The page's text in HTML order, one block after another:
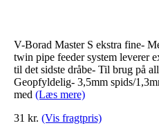
V-Borad Master S ekstra fine-
twin pipe feeder system leverer
til det sidste dråbe- Til brug på
Geopfyldelig- 3,5mm spids/
med (Læs mere)
31 kr. (Vis fragtpris)